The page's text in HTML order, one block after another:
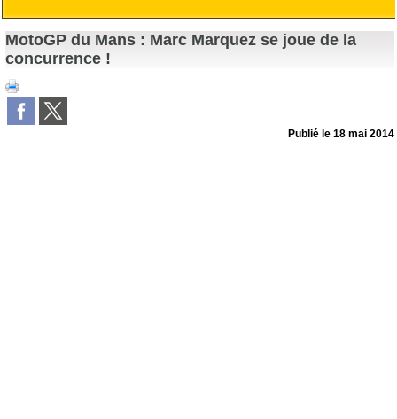
MotoGP du Mans : Marc Marquez se joue de la
concurrence !
Publié le18 mai 2014